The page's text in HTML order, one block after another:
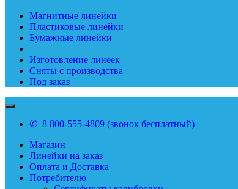
Магнитные линейки
Пластиковые линейки
Бумажные линейки
—
Изготовление линеек
Сняты с производства
Под заказ
✆ 8 800-555-4809 (звонок бесплатный)
Магазин
Линейки на заказ
Оплата и Доставка
Потребителю